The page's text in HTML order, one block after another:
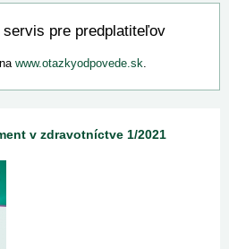
pre predplatiteľov
www.otazkyodpovede.sk.
v zdravotníctve 1/2021